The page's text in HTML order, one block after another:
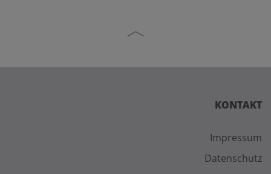
KONTAKT
Impressum
Datenschutz